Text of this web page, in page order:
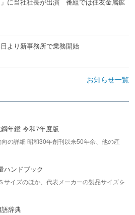
に当社社長が出演 番組では住友金属鉱
より新事務所で業務開始
お知らせ一覧
鋼年鑑 令和7年度版
の詳細 昭和30年創刊以来50年余、他の産
ハンドブック
サイズのほか、代表メーカーの製品サイズを
辞典